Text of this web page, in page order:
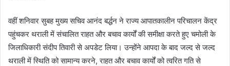
वहीं शनिवार सुबह मुख्य सचिव आनंद बर्द्धन ने राज्य आपातकालीन परिचालन केंद्र
पहुंचकर थराली में संचालित राहत और बचाव कार्यों की समीक्षा करते हुए चमोली के
जिलाधिकारी संदीप तिवारी से अपडेट लिया। उन्होंने आपदा के बाद जल्द से जल्द
थराली में स्थिति को सामान्य करने, राहत और बचाव कार्यों को त्वरित गति से